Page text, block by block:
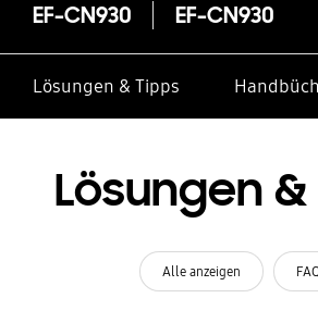
EF-CN930 EF-CN930
Lösungen & Tipps
Lösungen
Alle anzeigen